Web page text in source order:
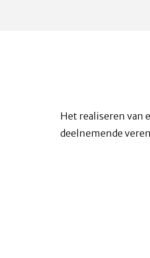
Het realiseren van
deelnemende